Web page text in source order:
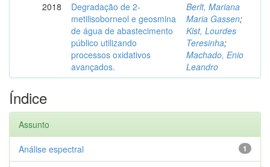
2018
Degradação de 2-
metilisoborneol e geosmina
de água de abastecimento
público utilizando
processos oxidativos
avançados.
Berlt, Mariana
Maria Gassen;
Kist, Lourdes
Teresinha;
Machado, Enio
Leandro
Índice
Assunto
1
Análise espectral